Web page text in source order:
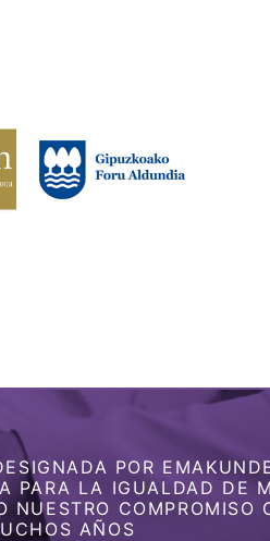
POR
PARA LA IGUALDAD DE
NUESTRO COMPROMISO
AÑOS